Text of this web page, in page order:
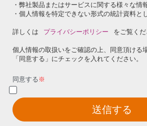
・弊社製品またはサービスに関する様々な情
・個人情報を特定できない形式の統計資料
詳しくは プライバシーポリシー をご覧くだ
個人情報の取扱いをご確認の上、同意頂ける
「同意する」にチェックを入れてください。
同意する ※
送信する